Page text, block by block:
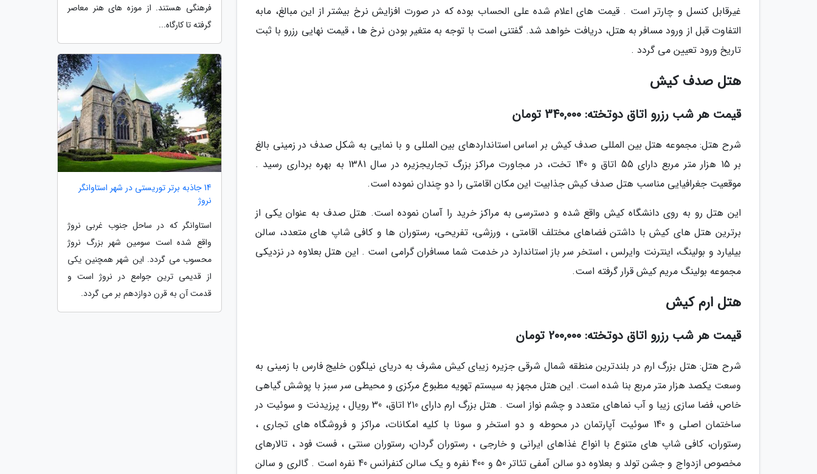
غیرقابل کنسل و چارتر است . قیمت های اعلام شده علی الحساب بوده که در صورت افزایش نرخ بیشتر از این مبالغ، مابه
التفاوت قبل از ورود مسافر به هتل، دریافت خواهد شد. گفتنی است با توجه به متغیر بودن نرخ ها ، قیمت نهایی رزرو با ثبت
تاریخ ورود تعیین می گردد .
هتل صدف کیش
قیمت هر شب رزرو اتاق دوتخته: 340,000 تومان
شرح هتل: مجموعه هتل بین المللی صدف کیش بر اساس استانداردهای بین المللی و با نمایی به شکل صدف در زمینی بالغ
بر 15 هزار متر مربع دارای 55 اتاق و 140 تخت، در مجاورت مراکز بزرگ تجاریجزیره در سال 1381 به بهره برداری رسید .
موقعیت جغرافیایی مناسب هتل صدف کیش جذابیت این مکان اقامتی را دو چندان نموده است.
این هتل رو به روی دانشگاه کیش واقع شده و دسترسی به مراکز خرید را آسان نموده است. هتل صدف به عنوان یکی از
برترین هتل های کیش با داشتن فضاهای مختلف اقامتی ، ورزشی، تفریحی، رستوران ها و کافی شاپ های متعدد، سالن
بیلیارد و بولینگ، اینترنت وایرلس ، استخر سر باز استاندارد در خدمت شما مسافران گرامی است . این هتل بعلاوه در نزدیکی
مجموعه بولینگ مریم کیش قرار گرفته است.
هتل ارم کیش
قیمت هر شب رزرو اتاق دوتخته: 200,000 تومان
شرح هتل: هتل بزرگ ارم در بلندترین منطقه شمال شرقی جزیره زیبای کیش مشرف به دریای نیلگون خلیج فارس با زمینی به
وسعت یکصد هزار متر مربع بنا شده است. این هتل مجهز به سیستم تهویه مطبوع مرکزی و محیطی سر سبز با پوشش گیاهی
خاص، فضا سازی زیبا و آب نماهای متعدد و چشم نواز است . هتل بزرگ ارم دارای 210 اتاق، 30 رویال ، پرزیدنت و سوئیت در
ساختمان اصلی و 140 سوئیت آپارتمان در محوطه و دو استخر و سونا با کلیه امکانات، مراکز و فروشگاه های تجاری ،
رستوران، کافی شاپ های متنوع با انواع غذاهای ایرانی و خارجی ، رستوران گردان، رستوران سنتی ، فست فود ، تالارهای
مخصوص ازدواج و جشن تولد و بعلاوه دو سالن آمفی تئاتر 50 و 400 نفره و یک سالن کنفرانس 40 نفره است . گالری و سالن
فرهنگی هستند. از موزه های هنر معاصر
گرفته تا کارگاه...
14 جاذبه برتر توریستی در شهر استاوانگر
نروژ
استاوانگر که در ساحل جنوب غربی نروژ
واقع شده است سومین شهر بزرگ نروژ
محسوب می گردد. این شهر همچنین یکی
از قدیمی ترین جوامع در نروژ است و
قدمت آن به قرن دوازدهم بر می گردد.